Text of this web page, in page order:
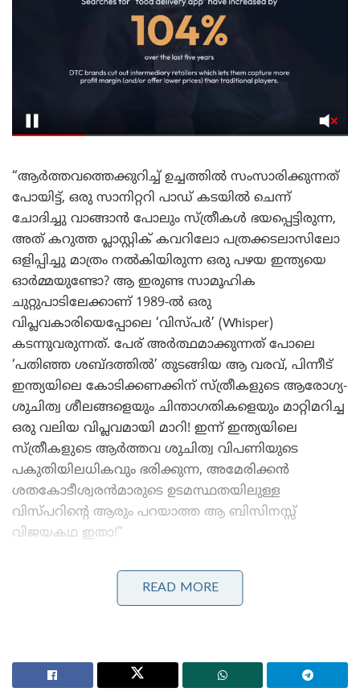
“ആർത്തവത്തെക്കുറിച്ച് ഉച്ചത്തിൽ സംസാരിക്കുന്നത്
പോയിട്ട്, ഒരു സാനിറ്ററി പാഡ് കടയിൽ ചെന്ന്
ചോദിച്ചു വാങ്ങാൻ പോലും സ്ത്രീകൾ ഭയപ്പെട്ടിരുന്ന,
അത് കറുത്ത പ്ലാസ്റ്റിക് കവറിലോ പത്രക്കടലാസിലോ
ഒളിപ്പിച്ചു മാത്രം നൽകിയിരുന്ന ഒരു പഴയ ഇന്ത്യയെ
ഓർമ്മയുണ്ടോ? ആ ഇരുണ്ട സാമൂഹിക
ചുറ്റുപാടിലേക്കാണ് 1989-ൽ ഒരു
വിപ്ലവകാരിയെപ്പോലെ ‘വിസ്‌പർ’ (Whisper)
കടന്നുവരുന്നത്. പേര് അർത്ഥമാക്കുന്നത് പോലെ
‘പതിഞ്ഞ ശബ്ദത്തിൽ’ തുടങ്ങിയ ആ വരവ്, പിന്നീട്
ഇന്ത്യയിലെ കോടിക്കണക്കിന് സ്ത്രീകളുടെ ആരോഗ്യ-
ശുചിത്വ ശീലങ്ങളെയും ചിന്താഗതികളെയും മാറ്റിമറിച്ച
ഒരു വലിയ വിപ്ലവമായി മാറി! ഇന്ന് ഇന്ത്യയിലെ
സ്ത്രീകളുടെ ആർത്തവ ശുചിത്വ വിപണിയുടെ
പകുതിയിലധികവും ഭരിക്കുന്ന, അമേരിക്കൻ
ശതകോടീശ്വരൻമാരുടെ ഉടമസ്ഥതയിലുള്ള
വിസ്‌പറിന്റെ ആരും പറയാത്ത ആ ബിസിനസ്സ്
വിജയകഥ ഇതാ!”
Stories you may like
വൻകിട വിദേശ കമ്പനി; രക്ഷകരായി ടാറ്റയും ശ്രീധർ
വെമ്പുവും!’: കോടികളുടെ വാഗ്ദാനം തള്ളി യുവാവ്
READ MORE